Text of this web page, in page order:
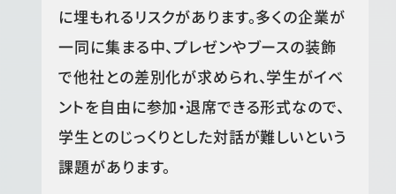
に埋もれるリスクがあります。多くの企業が
一同に集まる中、プレゼンやブースの装飾
で他社との差別化が求められ、学生がイベ
ントを自由に参加・退席できる形式なので、
学生とのじっくりとした対話が難しいという
課題があります。